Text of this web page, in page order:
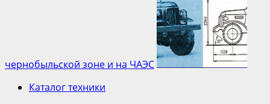
чернобыльской зоне и на ЧАЭС
Каталог техники